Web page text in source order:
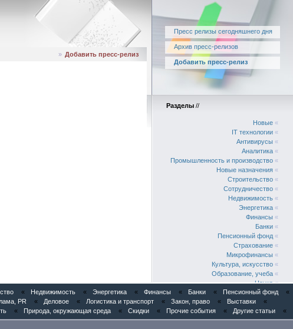
Пресс релизы сегодняшнего дня
Архив пресс-релизов
Добавить пресс-релиз
» Добавить пресс-релиз
Разделы //
Новые «
IT технологии «
Антивирусы «
Аналитика «
Промышленность и производство «
Новые назначения «
Строительство «
Сотрудничество «
Недвижимость «
Энергетика «
Финансы «
Банки «
Пенсионный фонд «
Страхование «
Микрофинансы «
Культура, искусство «
Образование, учеба «
Наука«
Медицина«
Фармацевтика
Спорт«
Реклама, PR«
« Недвижимость « Энергетика « Финансы « Банки « Пенсионный фонд
«
PR « Деловое « Логистика и транспорт « Закон, право « Выставки
«
« Природа, окружающая среда « Скидки « Прочие события « Другие статьи «